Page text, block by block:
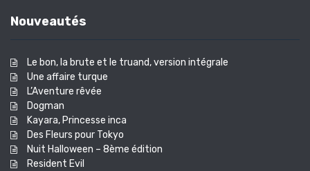
Nouveautés
Le bon, la brute et le truand, version intégrale
Une affaire turque
L’Aventure rêvée
Dogman
Kayara, Princesse inca
Des Fleurs pour Tokyo
Nuit Halloween – 8ème édition
Resident Evil